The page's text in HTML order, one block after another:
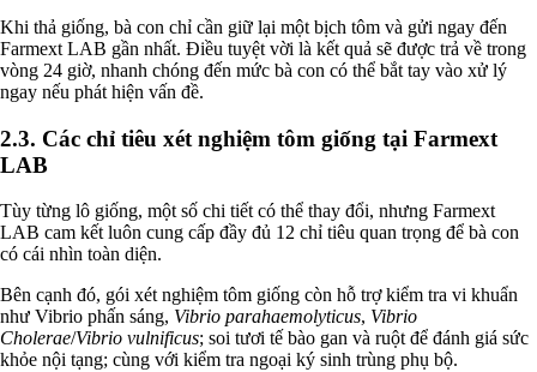
Khi thả giống, bà con chỉ cần giữ lại một bịch tôm và gửi ngay đến
Farmext LAB gần nhất. Điều tuyệt vời là kết quả sẽ được trả về trong
vòng 24 giờ, nhanh chóng đến mức bà con có thể bắt tay vào xử lý
ngay nếu phát hiện vấn đề.
2.3. Các chỉ tiêu xét nghiệm tôm giống tại Farmext
LAB
Tùy từng lô giống, một số chi tiết có thể thay đổi, nhưng Farmext
LAB cam kết luôn cung cấp đầy đủ 12 chỉ tiêu quan trọng để bà con
có cái nhìn toàn diện.
Bên cạnh đó, gói xét nghiệm tôm giống còn hỗ trợ kiểm tra vi khuẩn
như Vibrio phấn sáng, Vibrio parahaemolyticus, Vibrio
Cholerae/Vibrio vulnificus; soi tươi tế bào gan và ruột để đánh giá sức
khỏe nội tạng; cùng với kiểm tra ngoại ký sinh trùng phụ bộ.